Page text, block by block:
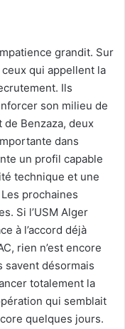
grandit. Sur
qui appellent la
Ils
son milieu de
Benzaza, deux
dans
un profil capable
technique et une
prochaines
Si l’USM Alger
à l’accord déjà
rien n’est encore
savent désormais
totalement la
qui semblait
quelques jours.